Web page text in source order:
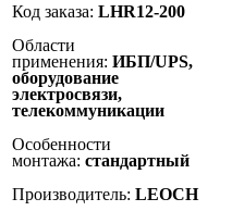
Код заказа: LHR12-200
Области
применения: ИБП/UPS,
оборудование
электросвязи,
телекоммуникации
Особенности
монтажа: стандартный
Производитель: LEOCH